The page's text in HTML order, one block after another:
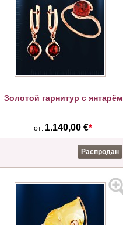
Золотой гарнитур с янтарём
от: 1.140,00 €*
Распродан